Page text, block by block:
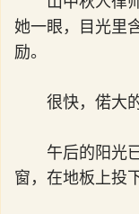
她一眼，目光里
励。
很快，偌大
午后的阳光
窗，在地板上投